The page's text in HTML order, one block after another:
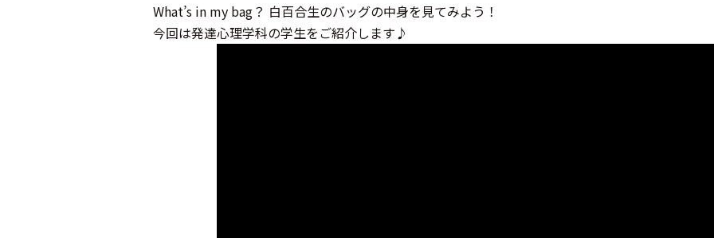
What’s in my bag？ 白百合生のバッグの中身を見てみよう！
今回は発達心理学科の学生をご紹介します♪